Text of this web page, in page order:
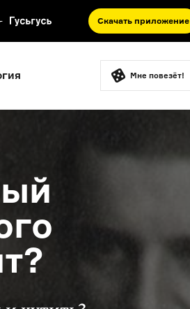
Скачать приложение
Что такое античность
Мне повезёт!